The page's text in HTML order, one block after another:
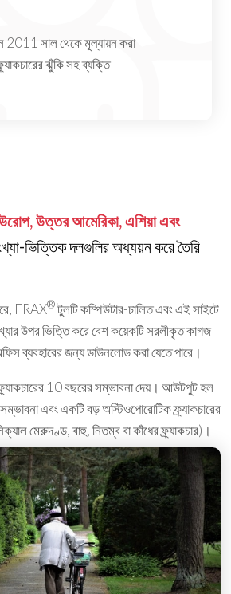
2011 সাল থেকে মূল্যায়ন করা
ঝুঁকি সহ ব্যক্তি
উত্তর আমেরিকা, এশিয়া এবং
ভিত্তিক দলগুলির অধ্যয়ন করে তৈরি
FRAX®টুলটি কম্পিউটার-চালিত এবং এই সাইটে
উপর ভিত্তি করে বেশ কয়েকটি সরলীকৃত কাগজ
ব্যবহারের জন্য ডাউনলোড করা যেতে পারে।
10 বছরের সম্ভাবনা দেয়। আউটপুট হল
এবং একটি বড় অস্টিওপোরোটিক ফ্র্যাকচারের
মেরুদণ্ড, বাহু, নিতম্ব বা কাঁধের ফ্র্যাকচার)।